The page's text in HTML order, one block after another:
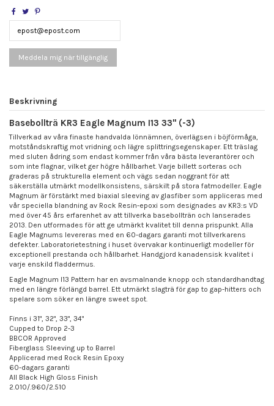
Beskrivning
Basebollträ KR3 Eagle Magnum I13 33" (-3)
Tillverkad av våra finaste handvalda lönnämnen, överlägsen i böjförmåga,
motståndskraftig mot vridning och lägre splittringsegenskaper. Ett träslag
med sluten ådring som endast kommer från våra bästa leverantörer och
som inte flagnar, vilket ger högre hållbarhet. Varje billett sorteras och
graderas på strukturella element och vägs sedan noggrant för att
säkerställa utmärkt modellkonsistens, särskilt på stora fatmodeller. Eagle
Magnum är förstärkt med biaxial sleeving av glasfiber som appliceras med
vår speciella blandning av Rock Resin-epoxi som designades av KR3:s VD
med över 45 års erfarenhet av att tillverka basebollträn och lanserades
2013. Den utformades för att ge utmärkt kvalitet till denna prispunkt. Alla
Eagle Magnums levereras med en 60-dagars garanti mot tillverkarens
defekter. Laboratorietestning i huset övervakar kontinuerligt modeller för
exceptionell prestanda och hållbarhet. Handgjord kanadensisk kvalitet i
varje enskild fladdermus.
Eagle Magnum I13 Pattern har en avsmalnande knopp och standardhandtag
med en längre förlängd barrel. Ett utmärkt slagträ för gap to gap-hitters och
spelare som söker en längre sweet spot.
Finns i 31", 32", 33", 34"
Cupped to Drop 2-3
BBCOR Approved
Fiberglass Sleeving up to Barrel
Applicerad med Rock Resin Epoxy
60-dagars garanti
All Black High Gloss Finish
2.010/.960/2.510